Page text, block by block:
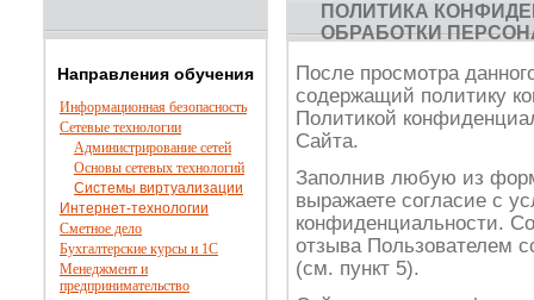
Направления обучения
Информационная безопасность
Сетевые технологии
Администрирование сетей
Основы сетевых технологий
Системы виртуализации
Интернет-технологии
Сметное дело
Бухгалтерские курсы и 1С
Менеджмент и
предпринимательство
ПОЛИТИКА
ОБРАБОТКИ
После просмотра
содержащий политику
Политикой
Сайта.
Заполнив любую из
выражаете согласие с
конфиденциальности.
отзыва Пользователем
(см. пункт 5).